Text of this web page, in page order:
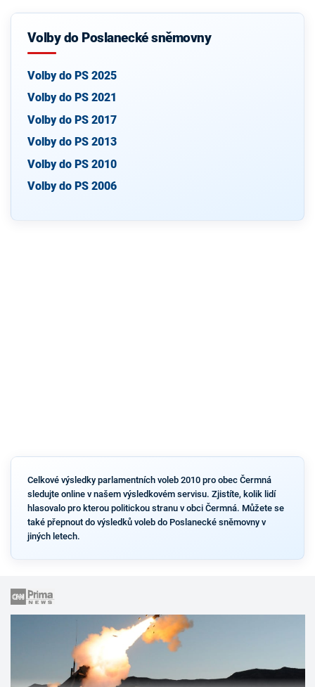
Volby do Poslanecké sněmovny
Volby do PS 2025
Volby do PS 2021
Volby do PS 2017
Volby do PS 2013
Volby do PS 2010
Volby do PS 2006
Celkové výsledky parlamentních voleb 2010 pro obec Čermná
sledujte online v našem výsledkovém servisu. Zjistíte, kolik lidí
hlasovalo pro kterou politickou stranu v obci Čermná. Můžete se
také přepnout do výsledků voleb do Poslanecké sněmovny v
jiných letech.